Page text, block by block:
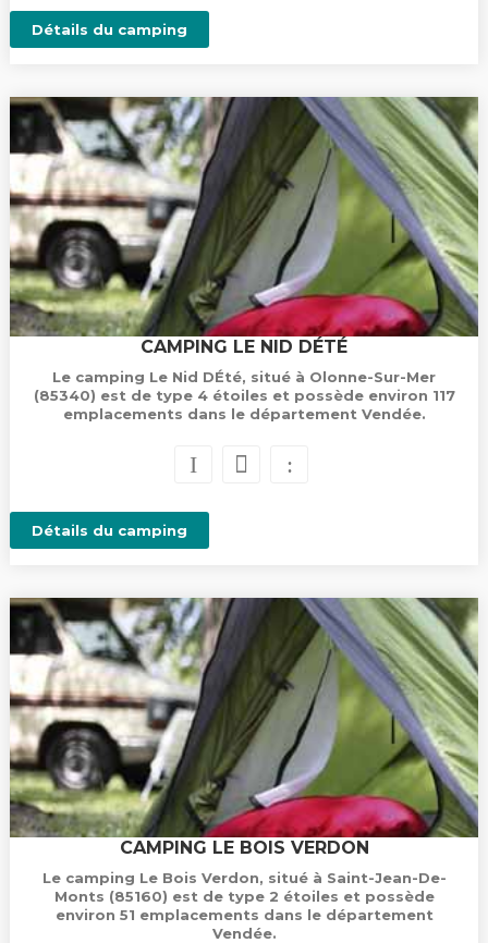
Détails du camping
CAMPING LE NID DÉTÉ
Le camping Le Nid DÉté, situé à Olonne-Sur-Mer
(85340) est de type 4 étoiles et possède environ 117
emplacements dans le département Vendée.
Détails du camping
CAMPING LE BOIS VERDON
Le camping Le Bois Verdon, situé à Saint-Jean-De-
Monts (85160) est de type 2 étoiles et possède
environ 51 emplacements dans le département
Vendée.